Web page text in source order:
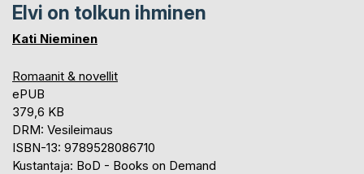
Elvi on tolkun ihminen
Kati Nieminen
Romaanit & novellit
ePUB
379,6 KB
DRM: Vesileimaus
ISBN-13: 9789528086710
Kustantaja: BoD - Books on Demand